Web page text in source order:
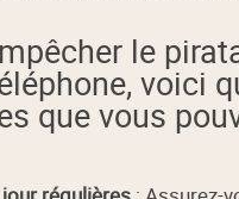
le
voici
que vous